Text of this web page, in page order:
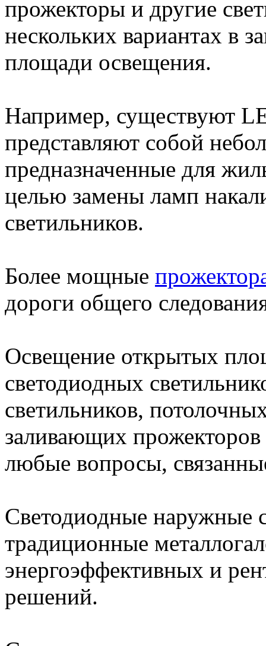
прожекторы и другие
нескольких вариантах в
площади освещения.
Например, существуют
представляют собой
предназначенные для
целью замены ламп
светильников.
Более мощные
дороги общего
Освещение открытых
светодиодных
светильников,
заливающих
любые вопросы,
Светодиодные наружные
традиционные
энергоэффективных и
решений.